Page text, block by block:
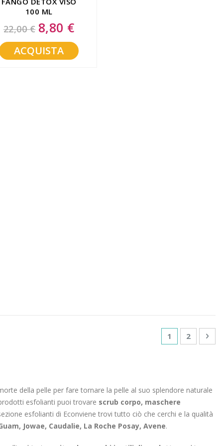
100 ML
22,00 € Special
Price
8,80 €
ACQUISTA
Pagina
Attualmente
1 Pagina
2
della pelle per fare tornare la pelle al suo splendore naturale
esfolianti puoi trovare scrub corpo, maschere
esfolianti di Econviene trovi tutto ciò che cerchi e la qualità
Jowae, Caudalie, La Roche Posay, Avene.